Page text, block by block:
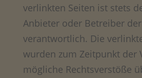
verlinkten Seiten ist stets
Anbieter oder Betreiber
verantwortlich. Die
wurden zum Zeitpunkt der
mögliche Rechtsverstöße